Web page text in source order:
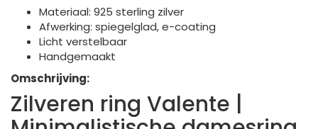
Materiaal: 925 sterling zilver
Afwerking: spiegelglad, e-coating
Licht verstelbaar
Handgemaakt
Omschrijving:
Zilveren ring Valente |